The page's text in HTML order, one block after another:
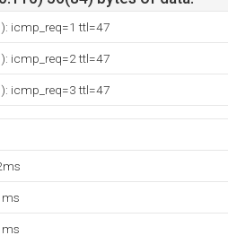
icmp_req=1 ttl=47
icmp_req=2 ttl=47
icmp_req=3 ttl=47